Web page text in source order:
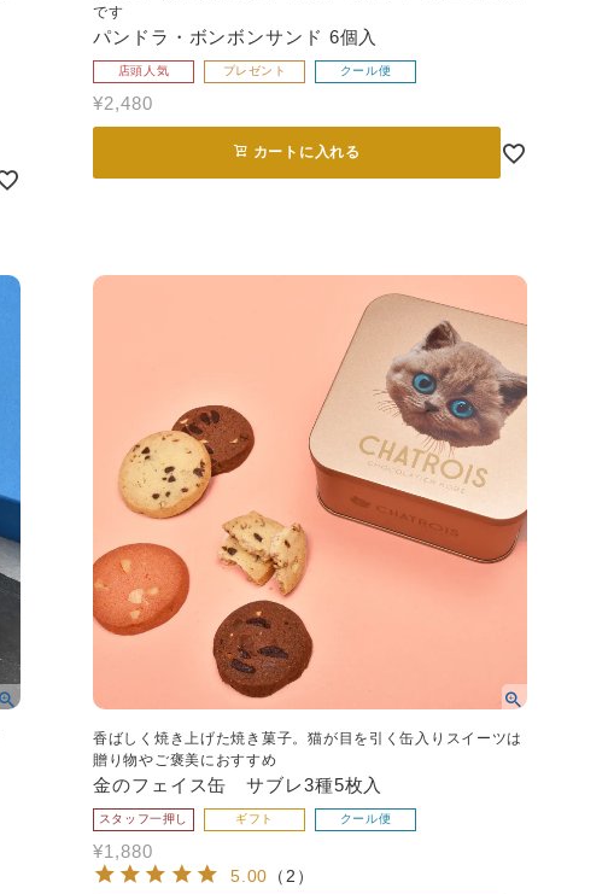
です
パンドラ・ボンボンサンド 6個入
店頭人気 プレゼント クール便
¥2,480
カートに入れる
香ばしく焼き上げた焼き菓子。猫が目を引く缶入りスイーツは
贈り物やご褒美におすすめ
金のフェイス缶 サブレ3種5枚入
スタッフ一押し ギフト クール便
¥1,880
5.00 （ 2 ）